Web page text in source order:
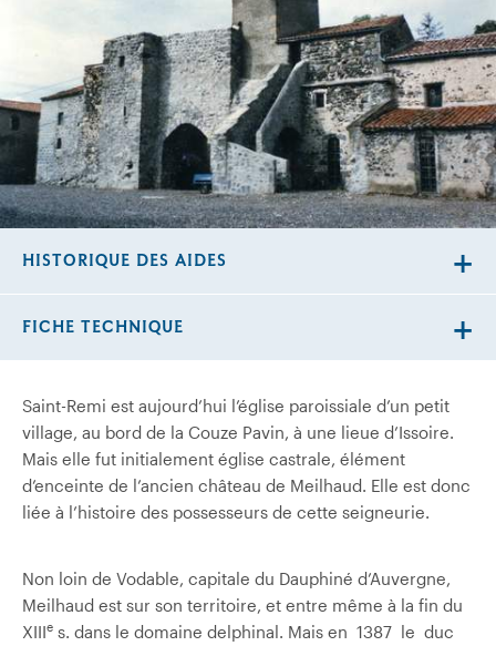
Saint-Remi est aujourd’hui l’église paroissiale d’un petit
village, au bord de la Couze Pavin, à une lieue d’Issoire.
Mais elle fut initialement église castrale, élément
d’enceinte de l’ancien château de Meilhaud. Elle est donc
liée à l’histoire des possesseurs de cette seigneurie.
Non loin de Vodable, capitale du Dauphiné d’Auvergne,
Meilhaud est sur son territoire, et entre même à la fin du
XIIIe s. dans le domaine delphinal. Mais en 1387 le duc
HISTORIQUE DES AIDES
FICHE TECHNIQUE